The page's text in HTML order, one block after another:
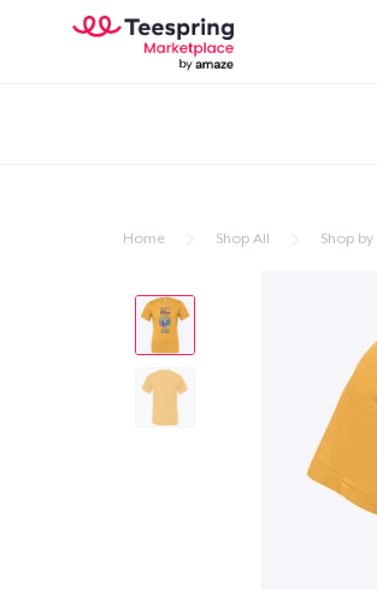
Home Shop All Shop